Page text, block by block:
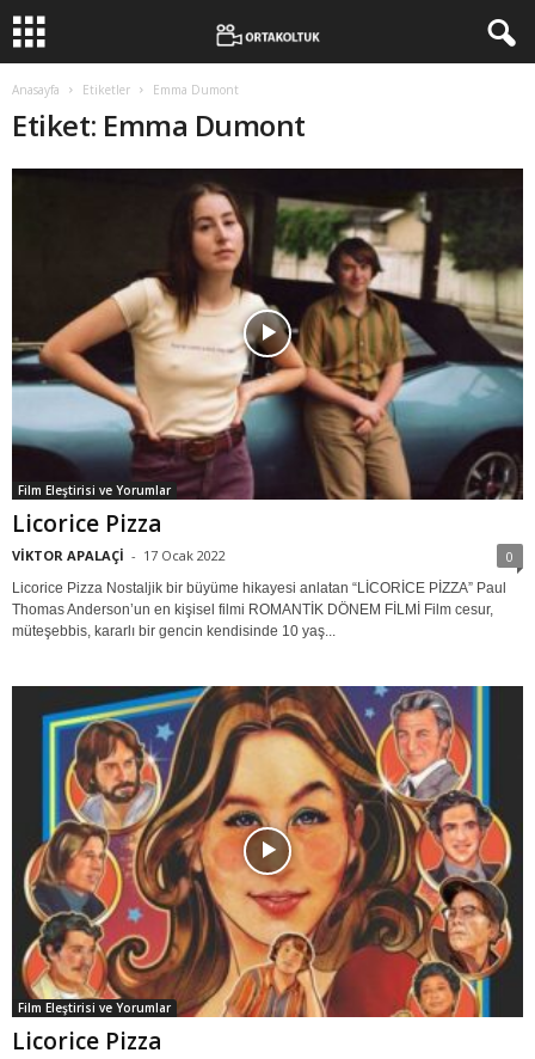
Anasayfa Etiketler Emma Dumont
Etiket: Emma Dumont
Film Eleştirisi ve Yorumlar
Licorice Pizza
VİKTOR APALAÇİ - 17 Ocak 2022 0
Licorice Pizza Nostaljik bir büyüme hikayesi anlatan “LİCORİCE PİZZA” Paul
Thomas Anderson’un en kişisel filmi ROMANTİK DÖNEM FİLMİ Film cesur,
müteşebbis, kararlı bir gencin kendisinde 10 yaş...
Film Eleştirisi ve Yorumlar
Licorice Pizza